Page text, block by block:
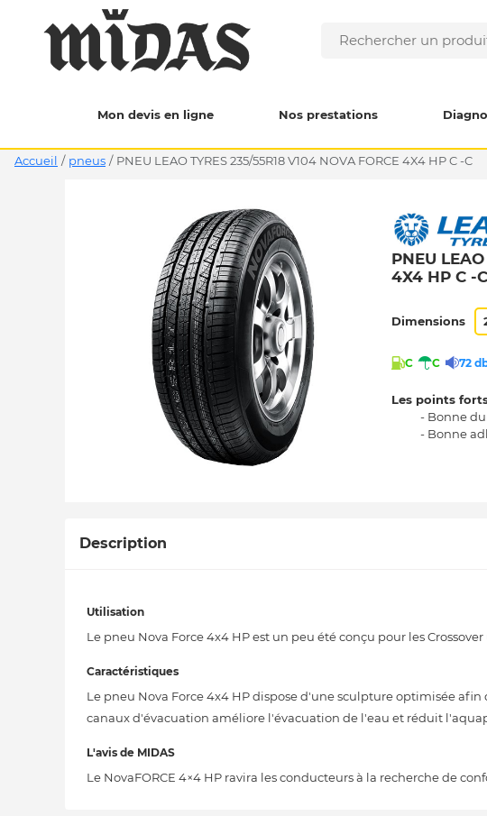
Mon devis en ligne Nos prestations
Accueil / pneus / PNEU LEAO TYRES 235/55R18 V104 NOVA FORCE 4X4 HP C -C
PNEU
4X4 HP C -C
Dimensions
C C 72
Les points
- Bonne
- Bonne
Description
Utilisation
Le pneu Nova Force 4x4 HP est un peu été conçu pour les Crossover
Caractéristiques
Le pneu Nova Force 4x4 HP dispose d'une sculpture optimisée
canaux d'évacuation améliore l'évacuation de l'eau et réduit
L'avis de MIDAS
Le NovaFORCE 4×4 HP ravira les conducteurs à la recherche de